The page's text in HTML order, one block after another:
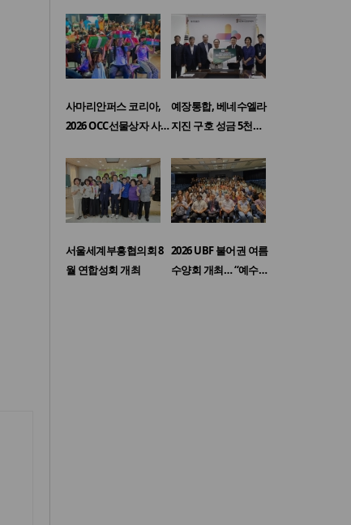
사마리안퍼스 코리아,
2026 OCC선물상자 사…
예장통합, 베네수엘라
지진 구호 성금 5천…
서울세계부흥협의회 8
월 연합성회 개최
2026 UBF 불어권 여름
수양회 개최… “예수…